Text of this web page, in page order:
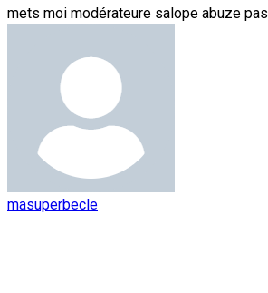
mets moi modérateure salope abuze pas
masuperbecle